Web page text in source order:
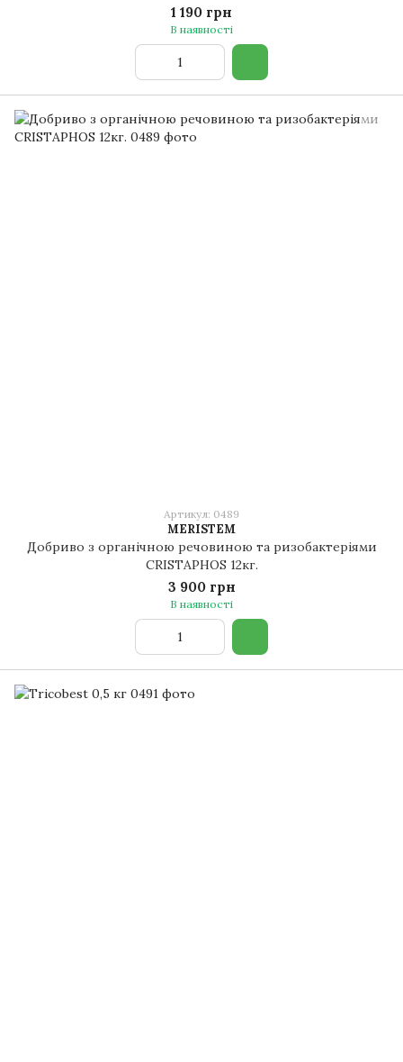
1 190 грн
В наявності
Артикул: 0489
MERISTEM
Добриво з органічною речовиною та ризобактеріями
CRISTAPHOS 12кг.
3 900 грн
В наявності